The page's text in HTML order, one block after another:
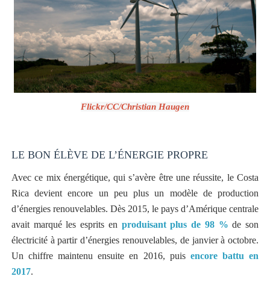
Flickr/CC/Christian Haugen
LE BON ÉLÈVE DE L’ÉNERGIE PROPRE
Avec ce mix énergétique, qui s’avère être une réussite, le Costa
Rica devient encore un peu plus un modèle de production
d’énergies renouvelables. Dès 2015, le pays d’Amérique centrale
avait marqué les esprits en produisant plus de 98 % de son
électricité à partir d’énergies renouvelables, de janvier à octobre.
Un chiffre maintenu ensuite en 2016, puis encore battu en
2017.